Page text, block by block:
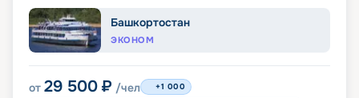
Башкортостан
ЭКОНОМ
от 29 500 ₽ /чел +1 000